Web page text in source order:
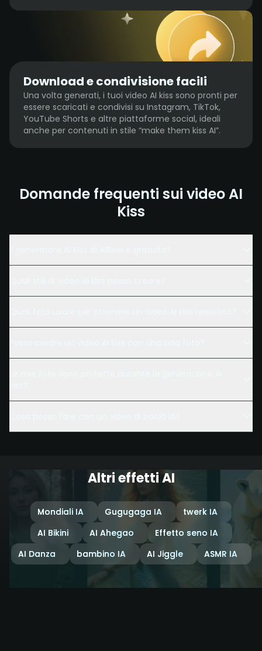
Download e condivisione facili
Una volta generati, i tuoi video AI kiss sono pronti per
essere scaricati e condivisi su Instagram, TikTok,
YouTube Shorts e altre piattaforme social, ideali
anche per contenuti in stile “make them kiss AI”.
Domande frequenti sui video AI
Kiss
Altri effetti AI
Mondiali IA Gugugaga IA
twerk IA
AI Bikini
AI Ahegao
Effetto seno IA
AI Danza
bambino IA AI Jiggle ASMR IA